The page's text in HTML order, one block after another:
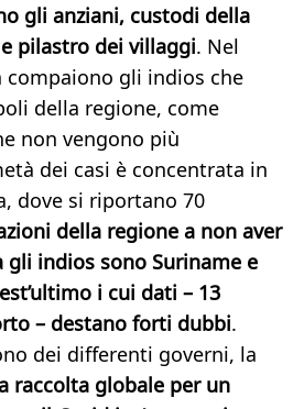
gli anziani, custodi della
pilastro dei villaggi. Nel
gli indios che
della regione, come
non vengono più
dei casi è concentrata in
dove si riportano 70
della regione a non aver
indios sono Suriname e
i cui dati – 13
– destano forti dubbi.
dei differenti governi, la
raccolta globale per un